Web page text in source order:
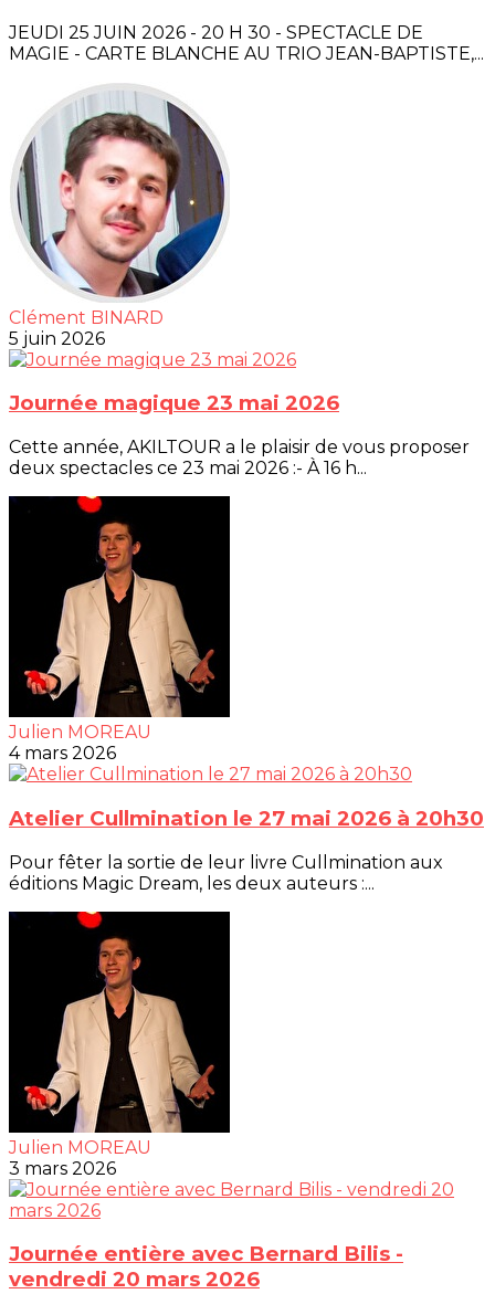
JEUDI 25 JUIN 2026 - 20 H 30 - SPECTACLE DE
MAGIE - CARTE BLANCHE AU TRIO JEAN-BAPTISTE,...
Clément BINARD
5 juin 2026
Journée magique 23 mai 2026
Cette année, AKILTOUR a le plaisir de vous proposer
deux spectacles ce 23 mai 2026 :- À 16 h...
Julien MOREAU
4 mars 2026
Atelier Cullmination le 27 mai 2026 à 20h30
Pour fêter la sortie de leur livre Cullmination aux
éditions Magic Dream, les deux auteurs :...
Julien MOREAU
3 mars 2026
Journée entière avec Bernard Bilis -
vendredi 20 mars 2026